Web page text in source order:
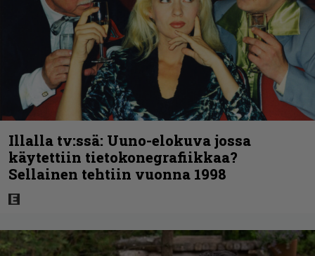
Illalla tv:ssä: Uuno-elokuva jossa
käytettiin tietokonegrafiikkaa?
Sellainen tehtiin vuonna 1998